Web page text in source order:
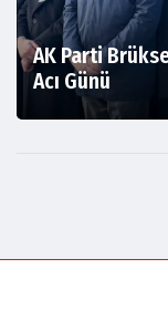
AK Parti
Acı Günü